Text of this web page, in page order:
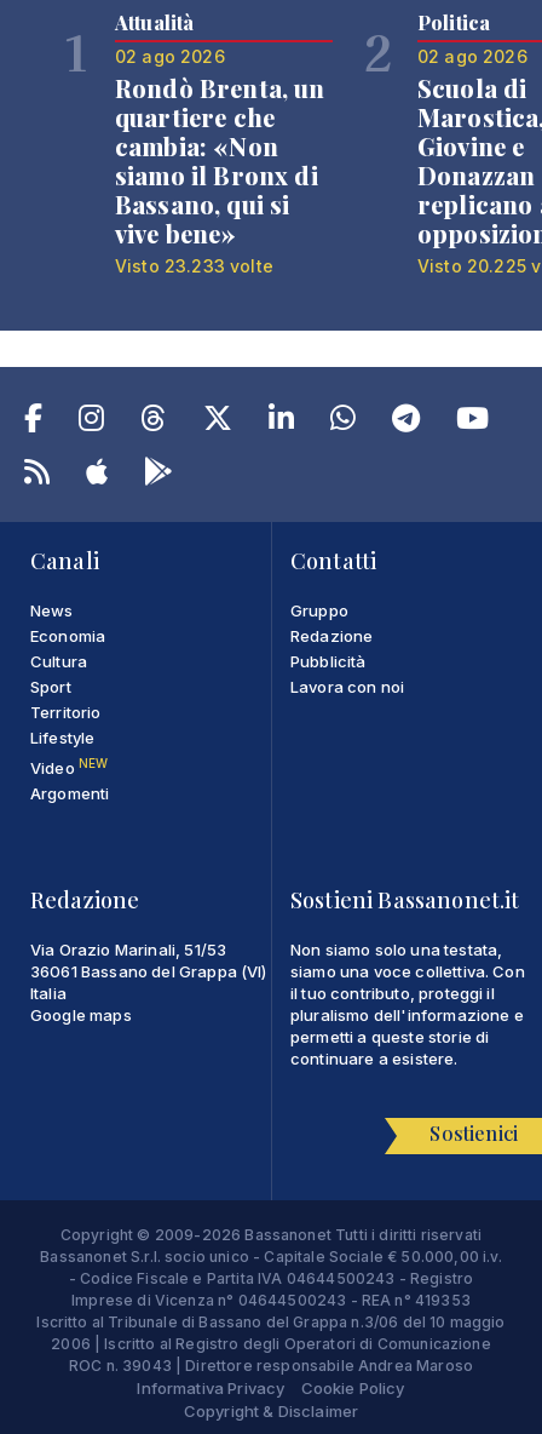
1 Attualità
02 ago 2026
Rondò Brenta, un
quartiere che
cambia: «Non
siamo il Bronx di
Bassano, qui si
vive bene»
Visto 23.233 volte
2 Politica
02 ago 2026
Scuola di
Giovine e
Donazzan
replicano
Visto 20.225
Canali
News
Economia
Cultura
Sport
Territorio
Lifestyle
Video NEW
Argomenti
Contatti
Gruppo
Redazione
Pubblicità
Lavora con noi
Redazione
Via Orazio Marinali, 51/53
36061 Bassano del Grappa (VI)
Italia
Google maps
Sostieni Bassanonet.it
Non siamo solo una testata,
siamo una voce collettiva. Con
il tuo contributo, proteggi il
pluralismo dell'informazione e
permetti a queste storie di
continuare a esistere.
Sostienici
Copyright © 2009-2026 Bassanonet Tutti i diritti riservati
Bassanonet S.r.l. socio unico - Capitale Sociale € 50.000,00 i.v.
- Codice Fiscale e Partita IVA 04644500243 - Registro
Imprese di Vicenza n° 04644500243 - REA n° 419353
Iscritto al Tribunale di Bassano del Grappa n.3/06 del 10 maggio
2006 | Iscritto al Registro degli Operatori di Comunicazione
ROC n. 39043 | Direttore responsabile Andrea Maroso
Informativa Privacy
Cookie Policy
Copyright & Disclaimer